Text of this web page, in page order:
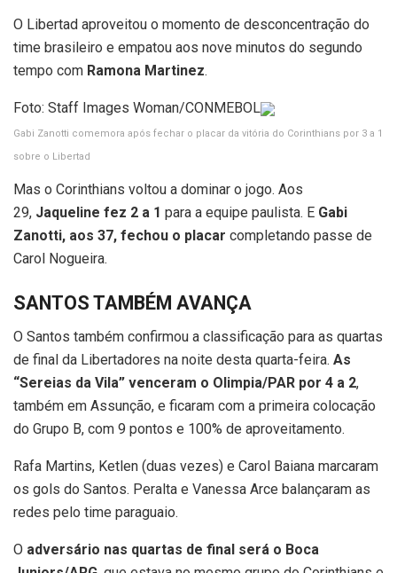
O Libertad aproveitou o momento de desconcentração do
time brasileiro e empatou aos nove minutos do segundo
tempo com Ramona Martinez.
Foto: Staff Images Woman/CONMEBOL
Gabi Zanotti comemora após fechar o placar da vitória do Corinthians por 3 a 1
sobre o Libertad
Mas o Corinthians voltou a dominar o jogo. Aos
29, Jaqueline fez 2 a 1 para a equipe paulista. E Gabi
Zanotti, aos 37, fechou o placar completando passe de
Carol Nogueira.
SANTOS TAMBÉM AVANÇA
O Santos também confirmou a classificação para as quartas
de final da Libertadores na noite desta quarta-feira. As
“Sereias da Vila” venceram o Olimpia/PAR por 4 a 2,
também em Assunção, e ficaram com a primeira colocação
do Grupo B, com 9 pontos e 100% de aproveitamento.
Rafa Martins, Ketlen (duas vezes) e Carol Baiana marcaram
os gols do Santos. Peralta e Vanessa Arce balançaram as
redes pelo time paraguaio.
O adversário nas quartas de final será o Boca